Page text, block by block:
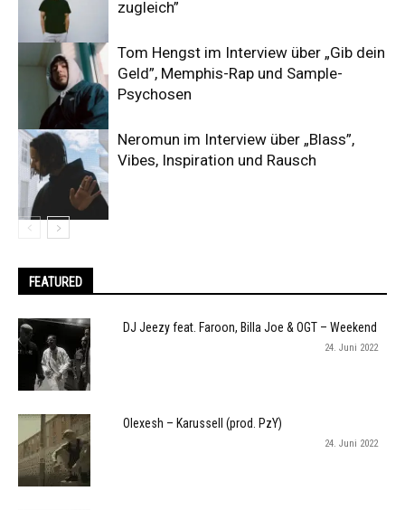
zugleich”
Tom Hengst im Interview über „Gib dein
Geld”, Memphis-Rap und Sample-
Psychosen
Neromun im Interview über „Blass”,
Vibes, Inspiration und Rausch
FEATURED
DJ Jeezy feat. Faroon, Billa Joe & OGT – Weekend
24. Juni 2022
Olexesh – Karussell (prod. PzY)
24. Juni 2022